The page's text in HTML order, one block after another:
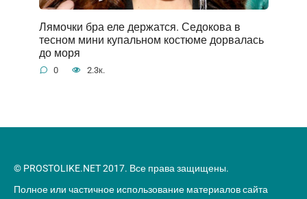
Лямочки бра еле держатся. Седокова в
тесном мини купальном костюме дорвалась
до моря
0 2.3к.
© PROSTOLIKE.NET 2017. Все права защищены.
Полное или частичное использование материалов сайта